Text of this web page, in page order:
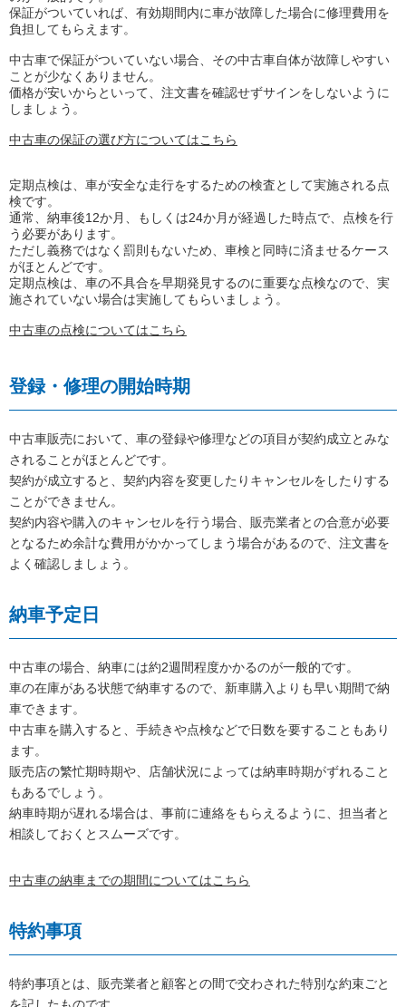
保証がついていれば、有効期間内に車が故障した場合に修理費用を
負担してもらえます。
中古車で保証がついていない場合、その中古車自体が故障しやすい
ことが少なくありません。
価格が安いからといって、注文書を確認せずサインをしないように
しましょう。
中古車の保証の選び方についてはこちら
定期点検は、車が安全な走行をするための検査として実施される点
検です。
通常、納車後12か月、もしくは24か月が経過した時点で、点検を行
う必要があります。
ただし義務ではなく罰則もないため、車検と同時に済ませるケース
がほとんどです。
定期点検は、車の不具合を早期発見するのに重要な点検なので、実
施されていない場合は実施してもらいましょう。
中古車の点検についてはこちら
登録・修理の開始時期
中古車販売において、車の登録や修理などの項目が契約成立とみな
されることがほとんどです。
契約が成立すると、契約内容を変更したりキャンセルをしたりする
ことができません。
契約内容や購入のキャンセルを行う場合、販売業者との合意が必要
となるため余計な費用がかかってしまう場合があるので、注文書を
よく確認しましょう。
納車予定日
中古車の場合、納車には約2週間程度かかるのが一般的です。
車の在庫がある状態で納車するので、新車購入よりも早い期間で納
車できます。
中古車を購入すると、手続きや点検などで日数を要することもあり
ます。
販売店の繁忙期時期や、店舗状況によっては納車時期がずれること
もあるでしょう。
納車時期が遅れる場合は、事前に連絡をもらえるように、担当者と
相談しておくとスムーズです。
中古車の納車までの期間についてはこちら
特約事項
特約事項とは、販売業者と顧客との間で交わされた特別な約束ごと